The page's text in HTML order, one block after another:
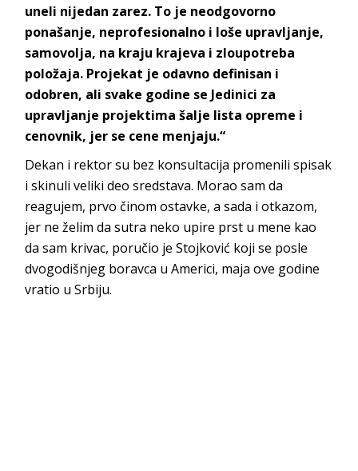
uneli nijedan zarez. To je neodgovorno
ponašanje, neprofesionalno i loše upravljanje,
samovolja, na kraju krajeva i zloupotreba
položaja. Projekat je odavno definisan i
odobren, ali svake godine se Jedinici za
upravljanje projektima šalje lista opreme i
cenovnik, jer se cene menjaju.“
Dekan i rektor su bez konsultacija promenili spisak
i skinuli veliki deo sredstava. Morao sam da
reagujem, prvo činom ostavke, a sada i otkazom,
jer ne želim da sutra neko upire prst u mene kao
da sam krivac, poručio je Stojković koji se posle
dvogodišnjeg boravca u Americi, maja ove godine
vratio u Srbiju.